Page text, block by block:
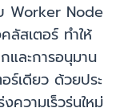
Worker Node
สเตอร์ ทำให้
และการอนุมาน
ร์เดียว ด้วยประ
ความเร็วรุ่นใหม่